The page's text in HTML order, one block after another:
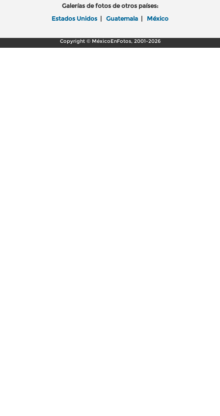
Galerías de fotos de otros países:
Estados Unidos | Guatemala | México
Copyright © MéxicoEnFotos, 2001-2026